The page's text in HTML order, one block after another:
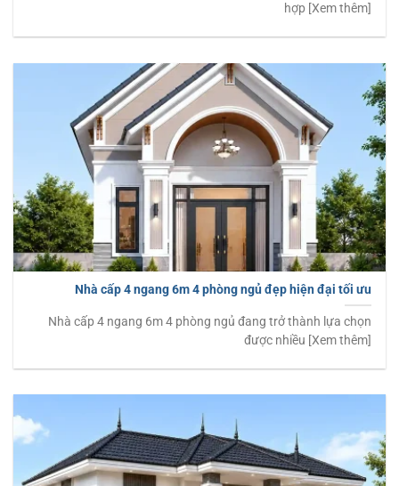
hợp [Xem thêm]
Nhà cấp 4 ngang 6m 4 phòng ngủ đẹp hiện đại tối ưu
Nhà cấp 4 ngang 6m 4 phòng ngủ đang trở thành lựa chọn
được nhiều [Xem thêm]